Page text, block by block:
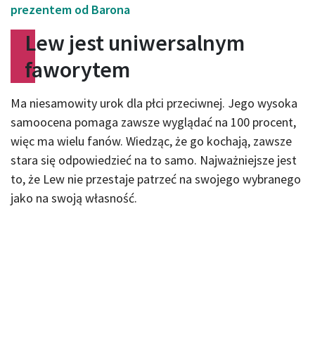
prezentem od Barona
Lew jest uniwersalnym
faworytem
Ma niesamowity urok dla płci przeciwnej. Jego wysoka
samoocena pomaga zawsze wyglądać na 100 procent,
więc ma wielu fanów. Wiedząc, że go kochają, zawsze
stara się odpowiedzieć na to samo. Najważniejsze jest
to, że Lew nie przestaje patrzeć na swojego wybranego
jako na swoją własność.